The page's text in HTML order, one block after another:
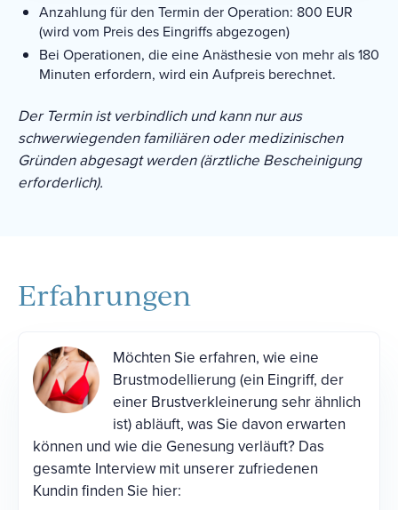
Anzahlung für den Termin der Operation: 800 EUR
(wird vom Preis des Eingriffs abgezogen)
Bei Operationen, die eine Anästhesie von mehr als 180
Minuten erfordern, wird ein Aufpreis berechnet.
Der Termin ist verbindlich und kann nur aus
schwerwiegenden familiären oder medizinischen
Gründen abgesagt werden (ärztliche Bescheinigung
erforderlich).
Erfahrungen
Möchten Sie erfahren, wie eine
Brustmodellierung (ein Eingriff, der
einer Brustverkleinerung sehr ähnlich
ist) abläuft, was Sie davon erwarten
können und wie die Genesung verläuft? Das
gesamte Interview mit unserer zufriedenen
Kundin finden Sie hier: